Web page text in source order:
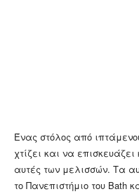
Ένας στόλος από
χτίζει και να
αυτές των μελισσών. Τα
το Πανεπιστήμιο του Bath